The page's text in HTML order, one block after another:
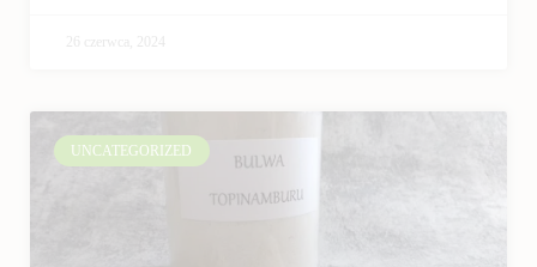
26 czerwca, 2024
UNCATEGORIZED